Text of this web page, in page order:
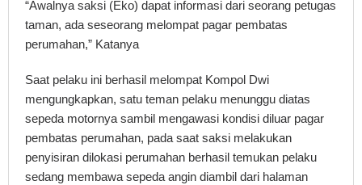
“Awalnya saksi (Eko) dapat informasi dari seorang petugas
taman, ada seseorang melompat pagar pembatas
perumahan,” Katanya
Saat pelaku ini berhasil melompat Kompol Dwi
mengungkapkan, satu teman pelaku menunggu diatas
sepeda motornya sambil mengawasi kondisi diluar pagar
pembatas perumahan, pada saat saksi melakukan
penyisiran dilokasi perumahan berhasil temukan pelaku
sedang membawa sepeda angin diambil dari halaman